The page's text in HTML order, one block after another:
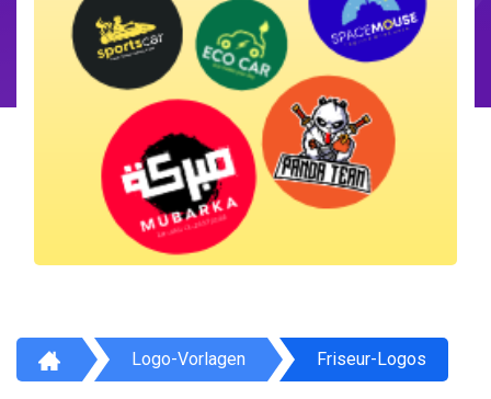
Logo-Vorlagen Friseur-Logos